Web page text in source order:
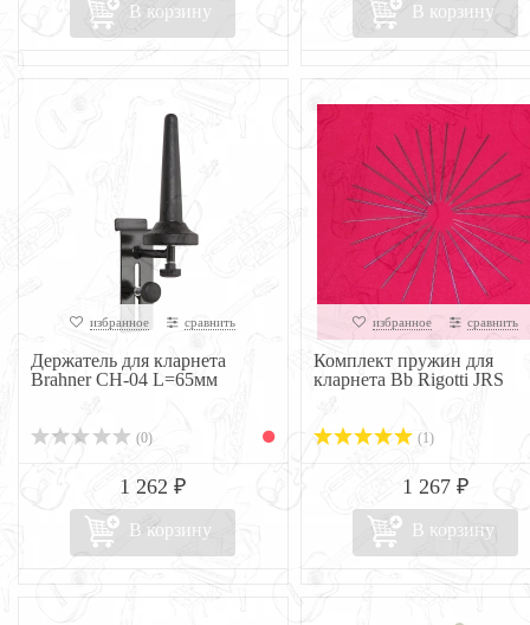
В корзину В корзину
избранное сравнить
Держатель для кларнета
Brahner CH-04 L=65мм
(0)
1 262 ₽
В корзину
избранное сравнить
Комплект пружин для
кларнета Bb Rigotti JRS
(1)
1 267 ₽
В корзину